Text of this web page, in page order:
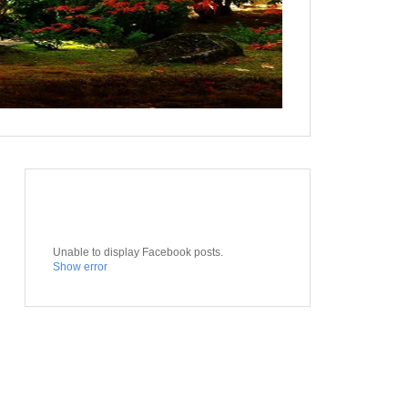
Unable to display Facebook posts.
Show error